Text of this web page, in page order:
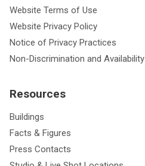
Website Terms of Use
Website Privacy Policy
Notice of Privacy Practices
Non-Discrimination and Availability
Resources
Buildings
Facts & Figures
Press Contacts